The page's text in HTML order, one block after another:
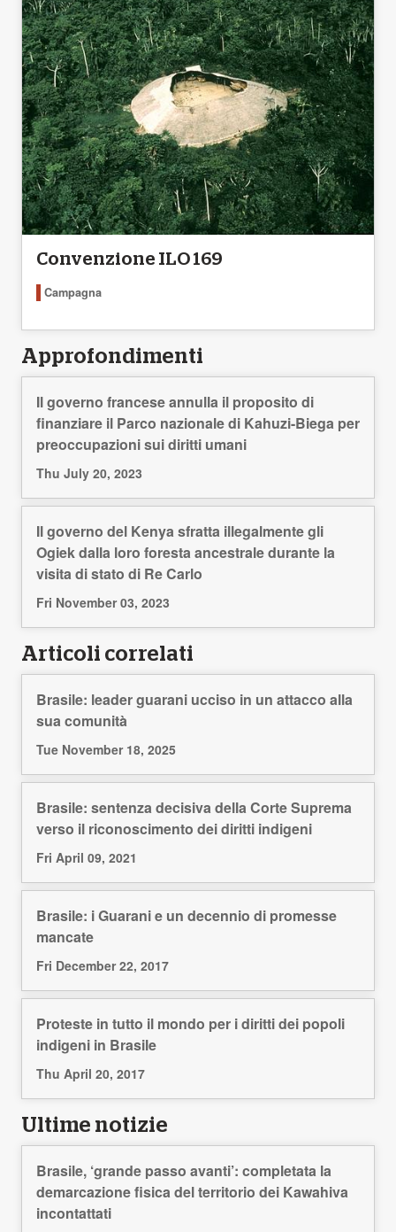
Convenzione ILO 169
Campagna
Approfondimenti
Il governo francese annulla il proposito di
finanziare il Parco nazionale di Kahuzi-Biega per
preoccupazioni sui diritti umani
Thu July 20, 2023
Il governo del Kenya sfratta illegalmente gli
Ogiek dalla loro foresta ancestrale durante la
visita di stato di Re Carlo
Fri November 03, 2023
Articoli correlati
Brasile: leader guarani ucciso in un attacco alla
sua comunità
Tue November 18, 2025
Brasile: sentenza decisiva della Corte Suprema
verso il riconoscimento dei diritti indigeni
Fri April 09, 2021
Brasile: i Guarani e un decennio di promesse
mancate
Fri December 22, 2017
Proteste in tutto il mondo per i diritti dei popoli
indigeni in Brasile
Thu April 20, 2017
Ultime notizie
Brasile, ‘grande passo avanti’: completata la
demarcazione fisica del territorio dei Kawahiva
incontattati